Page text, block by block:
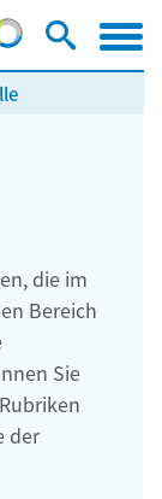
die im
Bereich
Sie
der